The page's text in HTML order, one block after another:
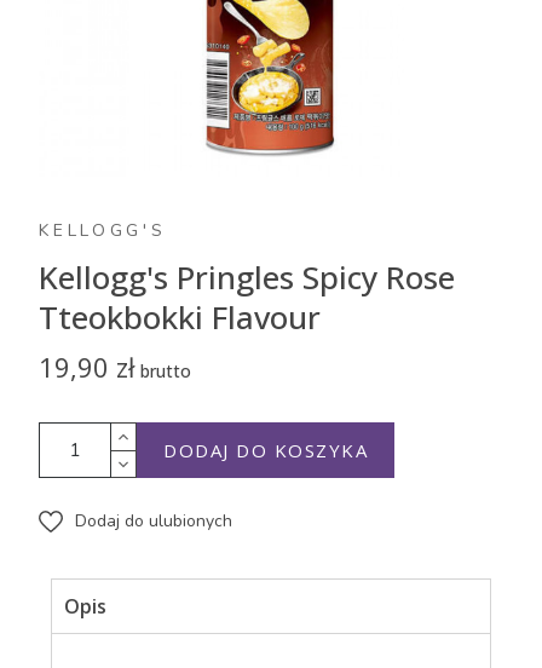
KELLOGG'S
Kellogg's Pringles Spicy Rose
Tteokbokki Flavour
19,90 zł brutto
DODAJ DO KOSZYKA
Dodaj do ulubionych
Opis